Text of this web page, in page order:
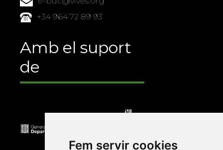
Fem servir cookies
+34 964 72 89 93
Amb el suport
de